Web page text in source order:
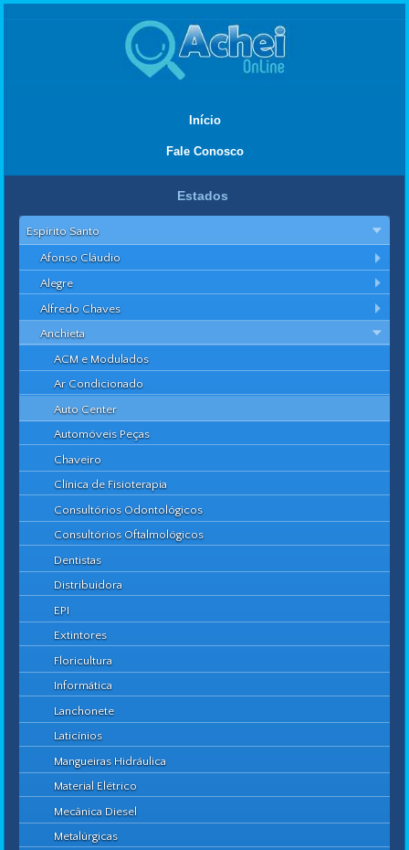
Início
Fale Conosco
Estados
Espírito Santo
Afonso Cláudio
Alegre
Alfredo Chaves
Anchieta
ACM e Modulados
Ar Condicionado
Auto Center
Automóveis Peças
Chaveiro
Clínica de Fisioterapia
Consultórios Odontológicos
Consultórios Oftalmológicos
Dentistas
Distribuidora
EPI
Extintores
Floricultura
Informática
Lanchonete
Laticínios
Mangueiras Hidráulica
Material Elétrico
Mecânica Diesel
Metalúrgicas